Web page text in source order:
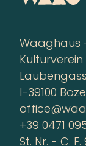
Waaghaus
I-39100
+39 0471